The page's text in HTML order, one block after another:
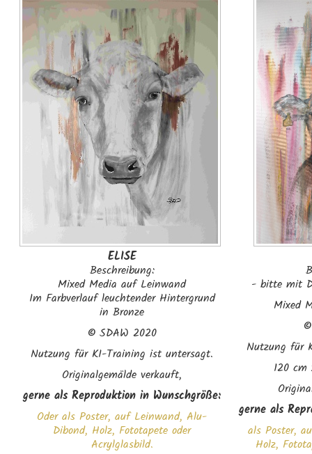
ELISE
Beschreibung:
Mixed Media auf Leinwand
Im Farbverlauf leuchtender Hintergrund
in Bronze
© SDAW 2020
Nutzung für KI-Training ist untersagt.
Originalgemälde verkauft,
gerne als Reproduktion in Wunschgröße:
Oder als Poster, auf Leinwand, Alu-
Dibond, Holz, Fototapete oder
Acrylglasbild.
- bitte mit
Mixed
Nutzung für
120
gerne als
als Poster,
Holz,